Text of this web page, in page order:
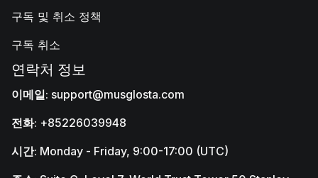
구독 및 취소 정책
구독 취소
연락처 정보
이메일: support@musglosta.com
전화: +85226039948
시간: Monday - Friday, 9:00-17:00 (UTC)